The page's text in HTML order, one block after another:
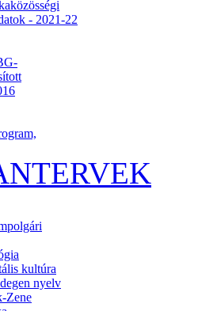
- 2021-22
kultúra
nyelv
Zene